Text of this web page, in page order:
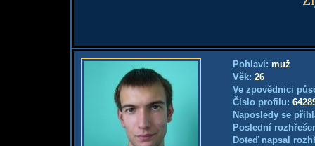
Pohlaví: muž
Věk: 26
Ve zpovědnici
Číslo profilu:
Naposledy se
Poslední
Doteď napsal